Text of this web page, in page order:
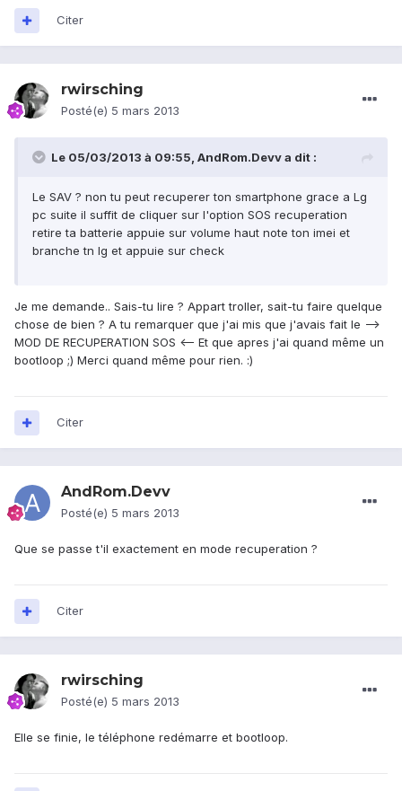
Citer
rwirsching
Posté(e) 5 mars 2013
Le 05/03/2013 à 09:55, AndRom.Devv a dit :
Le SAV ? non tu peut recuperer ton smartphone grace a Lg
pc suite il suffit de cliquer sur l'option SOS recuperation
retire ta batterie appuie sur volume haut note ton imei et
branche tn lg et appuie sur check
Je me demande.. Sais-tu lire ? Appart troller, sait-tu faire quelque
chose de bien ? A tu remarquer que j'ai mis que j'avais fait le -->
MOD DE RECUPERATION SOS <-- Et que apres j'ai quand même un
bootloop ;) Merci quand même pour rien. :)
Citer
AndRom.Devv
Posté(e) 5 mars 2013
Que se passe t'il exactement en mode recuperation ?
Citer
rwirsching
Posté(e) 5 mars 2013
Elle se finie, le téléphone redémarre et bootloop.